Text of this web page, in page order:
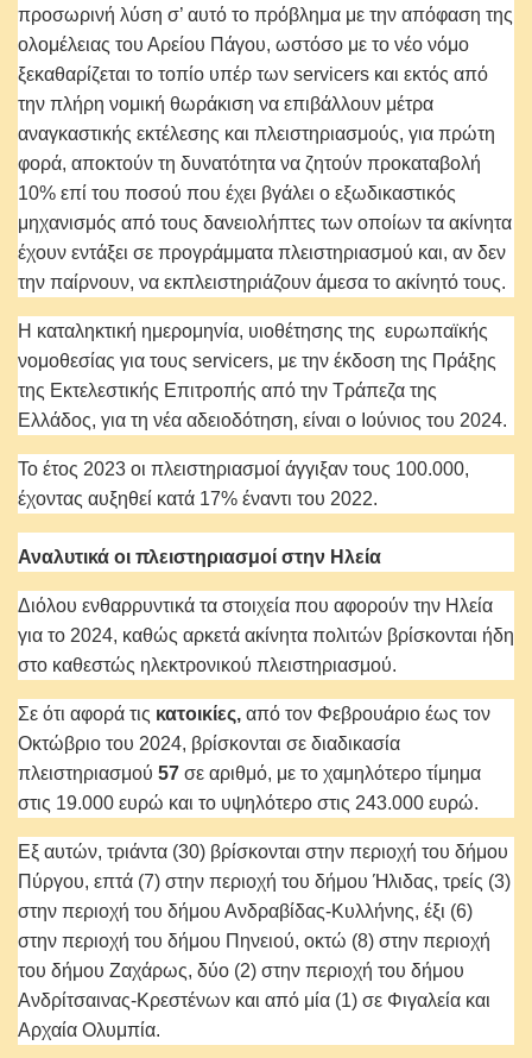
προσωρινή λύση σ’ αυτό το πρόβλημα με την απόφαση της
ολομέλειας του Αρείου Πάγου, ωστόσο με το νέο νόμο
ξεκαθαρίζεται το τοπίο υπέρ των servicers και εκτός από
την πλήρη νομική θωράκιση να επιβάλλουν μέτρα
αναγκαστικής εκτέλεσης και πλειστηριασμούς, για πρώτη
φορά, αποκτούν τη δυνατότητα να ζητούν προκαταβολή
10% επί του ποσού που έχει βγάλει ο εξωδικαστικός
μηχανισμός από τους δανειολήπτες των οποίων τα ακίνητα
έχουν εντάξει σε προγράμματα πλειστηριασμού και, αν δεν
την παίρνουν, να εκπλειστηριάζουν άμεσα το ακίνητό τους.
Η καταληκτική ημερομηνία, υιοθέτησης της ευρωπαϊκής
νομοθεσίας για τους servicers, με την έκδοση της Πράξης
της Εκτελεστικής Επιτροπής από την Τράπεζα της
Ελλάδος, για τη νέα αδειοδότηση, είναι ο Ιούνιος του 2024.
Το έτος 2023 οι πλειστηριασμοί άγγιξαν τους 100.000,
έχοντας αυξηθεί κατά 17% έναντι του 2022.
Αναλυτικά οι πλειστηριασμοί στην Ηλεία
Διόλου ενθαρρυντικά τα στοιχεία που αφορούν την Ηλεία
για το 2024, καθώς αρκετά ακίνητα πολιτών βρίσκονται ήδη
στο καθεστώς ηλεκτρονικού πλειστηριασμού.
Σε ότι αφορά τις κατοικίες, από τον Φεβρουάριο έως τον
Οκτώβριο του 2024, βρίσκονται σε διαδικασία
πλειστηριασμού 57 σε αριθμό, με το χαμηλότερο τίμημα
στις 19.000 ευρώ και το υψηλότερο στις 243.000 ευρώ.
Εξ αυτών, τριάντα (30) βρίσκονται στην περιοχή του δήμου
Πύργου, επτά (7) στην περιοχή του δήμου Ήλιδας, τρείς (3)
στην περιοχή του δήμου Ανδραβίδας-Κυλλήνης, έξι (6)
στην περιοχή του δήμου Πηνειού, οκτώ (8) στην περιοχή
του δήμου Ζαχάρως, δύο (2) στην περιοχή του δήμου
Ανδρίτσαινας-Κρεστένων και από μία (1) σε Φιγαλεία και
Αρχαία Ολυμπία.